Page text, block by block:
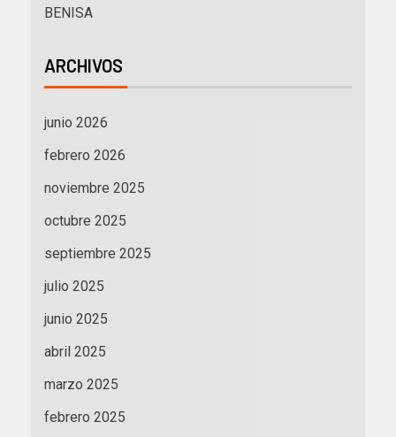
BENISA
ARCHIVOS
junio 2026
febrero 2026
noviembre 2025
octubre 2025
septiembre 2025
julio 2025
junio 2025
abril 2025
marzo 2025
febrero 2025